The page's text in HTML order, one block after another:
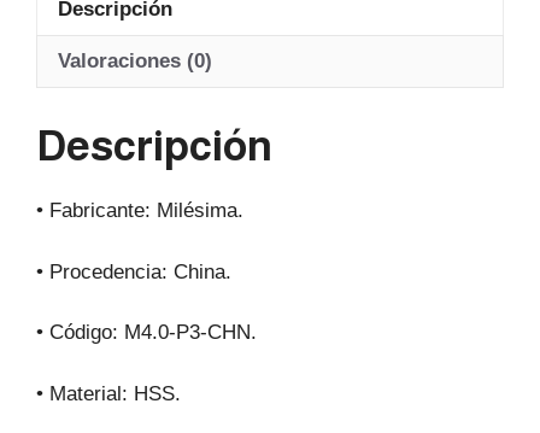
s
A
p
e
b
o
gr
a
Descripción
Valoraciones (0)
Descripción
• Fabricante: Milésima.
• Procedencia: China.
• Código: M4.0-P3-CHN.
• Material: HSS.